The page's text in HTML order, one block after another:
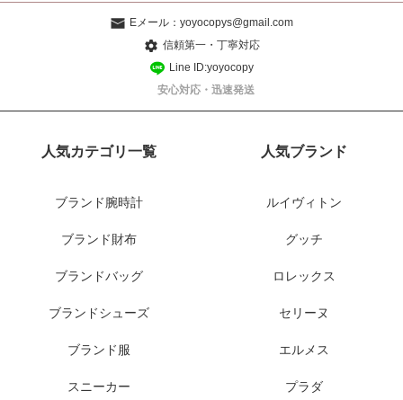
Eメール： yoyocopys@gmail.com
信頼第一・丁寧対応
Line ID:yoyocopy
安心対応・迅速発送
人気カテゴリ一覧
ブランド腕時計
ブランド財布
ブランドバッグ
ブランドシューズ
ブランド服
スニーカー
人気ブランド
ルイヴィトン
グッチ
ロレックス
セリーヌ
エルメス
プラダ